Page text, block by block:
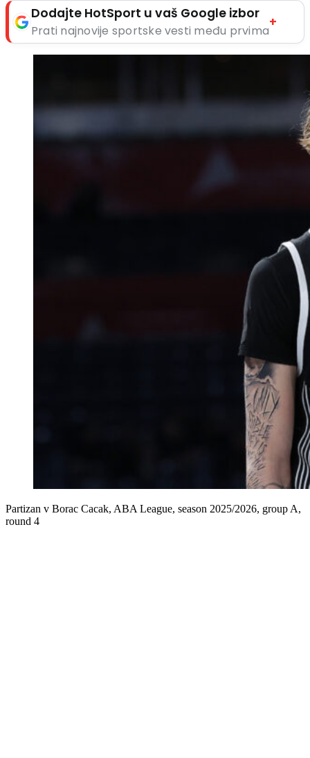
Dodajte HotSport u vaš Google izbor
Prati najnovije sportske vesti među prvima
+
Partizan v Borac Cacak, ABA League, season 2025/2026, group A,
round 4